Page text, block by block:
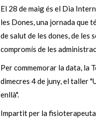
El 28 de maig és el Dia
les Dones, una jornada que
de salut de les dones, de les
compromís de les
Per commemorar la data, la
dimecres 4 de juny, el taller
enllà".
Impartit per la